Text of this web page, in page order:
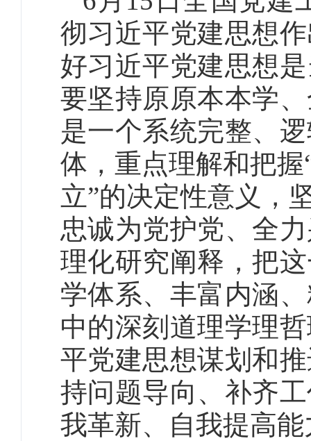
彻习近平党建思想
好习近平党建思想
要坚持原原本本学
是一个系统完整、
体，重点理解和把
立”的决定性意义，
忠诚为党护党、全
理化研究阐释，把
学体系、丰富内涵
中的深刻道理学理
平党建思想谋划和
持问题导向、补齐
我革新、自我提高